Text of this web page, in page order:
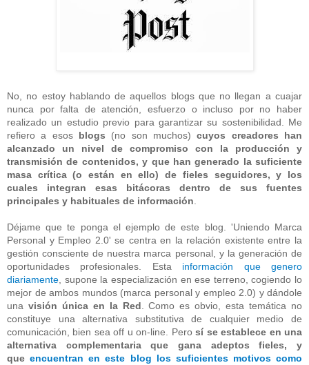
No, no estoy hablando de aquellos blogs que no llegan a cuajar
nunca por falta de atención, esfuerzo o incluso por no haber
realizado un estudio previo para garantizar su sostenibilidad. Me
refiero a esos blogs (no son muchos)cuyos creadores han
alcanzado un nivel de compromiso con la producción y
transmisión de contenidos, y que han generado la suficiente
masa crítica (o están en ello) de fieles seguidores, y los
cuales integran esas bitácoras dentro de sus fuentes
principales y habituales de información
Déjame que te ponga el ejemplo de este blog. 'Uniendo Marca
Personal y Empleo 2.0' se centra en la relación existente entre la
gestión consciente de nuestra marca personal, y la generación de
oportunidades profesionales. Esta información que genero
diariamente , supone la especialización en ese terreno, cogiendo lo
mejor de ambos mundos (marca personal y empleo 2.0) y dándole
una visión única en la Red . Como es obvio, esta temática no
constituye una alternativa substitutiva de cualquier medio de
comunicación, bien sea off u on-line. Perosí se establece en una
alternativa complementaria que gana adeptos fieles, y
queencuentran en este blog los suficientes motivos como